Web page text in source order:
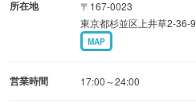
所在地
〒167-0023
東京都杉並区上井草2-36-9
MAP
営業時間 17:00～24:00